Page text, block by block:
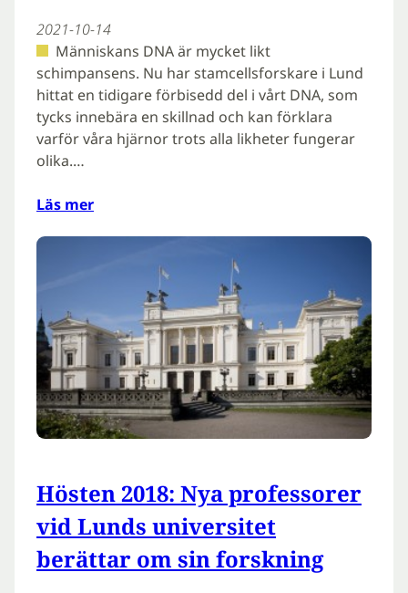
2021-10-14
Människans DNA är mycket likt
schimpansens. Nu har stamcellsforskare i Lund
hittat en tidigare förbisedd del i vårt DNA, som
tycks innebära en skillnad och kan förklara
varför våra hjärnor trots alla likheter fungerar
olika.…
Läs mer
Hösten 2018: Nya professorer
vid Lunds universitet
berättar om sin forskning